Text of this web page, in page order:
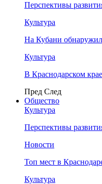
Перспективы
Культура
На Кубани
Культура
В Краснодарском
Пред След
Общество
Культура
Перспективы
Новости
Топ мест в
Культура